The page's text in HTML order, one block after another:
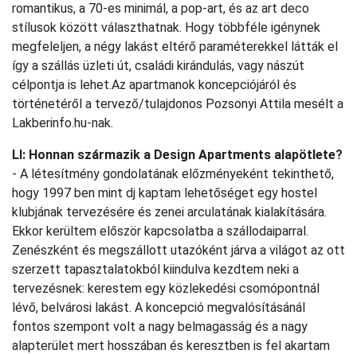
romantikus, a 70-es minimál, a pop-art, és az art deco
stílusok között választhatnak. Hogy többféle igénynek
megfeleljen, a négy lakást eltérő paraméterekkel látták el
így a szállás üzleti út, családi kirándulás, vagy nászút
célpontja is lehet.Az apartmanok koncepciójáról és
történetéről a tervező/tulajdonos Pozsonyi Attila mesélt a
Lakberinfo.hu-nak.
LI: Honnan származik a Design Apartments alapötlete?
- A létesítmény gondolatának előzményeként tekinthető,
hogy 1997 ben mint dj kaptam lehetőséget egy hostel
klubjának tervezésére és zenei arculatának kialakítására.
Ekkor kerültem először kapcsolatba a szállodaiparral.
Zenészként és megszállott utazóként járva a világot az ott
szerzett tapasztalatokból kiindulva kezdtem neki a
tervezésnek: kerestem egy közlekedési csomópontnál
lévő, belvárosi lakást. A koncepció megvalósításánál
fontos szempont volt a nagy belmagasság és a nagy
alapterület mert hosszában és keresztben is fel akartam